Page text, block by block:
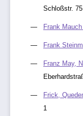
Schloßstr. 75
Frank
Frank
Franz May,
Frick,
1